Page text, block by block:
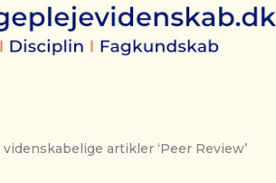
artikler ‘Peer Review’